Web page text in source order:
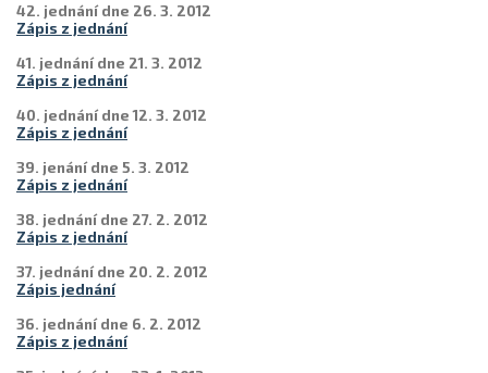
42. jednání dne 26. 3. 2012
Zápis z jednání
41. jednání dne 21. 3. 2012
Zápis z jednání
40. jednání dne 12. 3. 2012
Zápis z jednání
39. jenání dne 5. 3. 2012
Zápis z jednání
38. jednání dne 27. 2. 2012
Zápis z jednání
37. jednání dne 20. 2. 2012
Zápis jednání
36. jednání dne 6. 2. 2012
Zápis z jednání